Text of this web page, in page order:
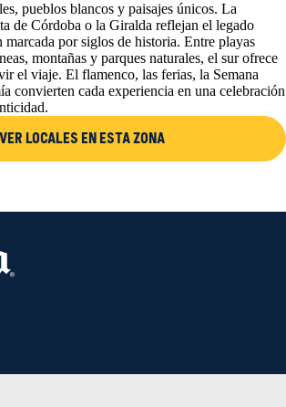
pueblos blancos y paisajes únicos. La
de Córdoba o la Giralda reflejan el legado
por siglos de historia. Entre playas
montañas y parques naturales, el sur ofrece
el viaje. El flamenco, las ferias, la Semana
convierten cada experiencia en una celebración
VER LOCALES EN ESTA ZONA